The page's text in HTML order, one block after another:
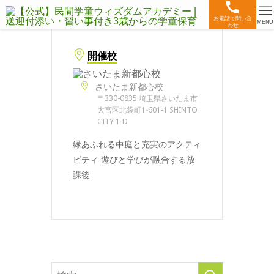
お電話で問い合
わせ
MENU
開催校
さいたま新都心校
〒330-0835 埼玉県さいたま市
大宮区北袋町1-601-1 SHINTO
CITY 1-D
緑あふれる中庭と充実のアクティ
ビティ 遊びと学びが融合する放
課後